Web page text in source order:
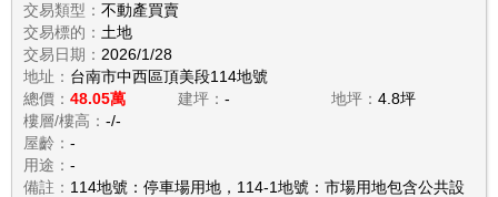
交易類型： 不動產買賣
交易標的： 土地
交易日期： 2026/1/28
地址： 台南市中西區頂美段114地號
總價： 48.05萬 建坪： - 地坪：4.8坪
樓層/樓高： -/-
屋齡： -
用途： -
備註： 114地號：停車場用地，114-1地號：市場用地包含公共設